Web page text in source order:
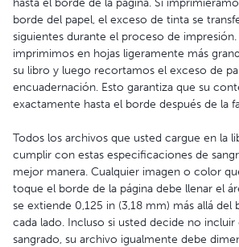
borde del papel, el exceso de tinta se
siguientes durante el proceso de impresión.
imprimimos en hojas ligeramente más
su libro y luego recortamos el exceso de
encuadernación. Esto garantiza que su
exactamente hasta el borde después de la
Todos los archivos que usted cargue en la
cumplir con estas especificaciones de
mejor manera. Cualquier imagen o color
toque el borde de la página debe llenar el
se extiende 0,125 in (3,18 mm) más allá
cada lado. Incluso si usted decide no
sangrado, su archivo igualmente debe